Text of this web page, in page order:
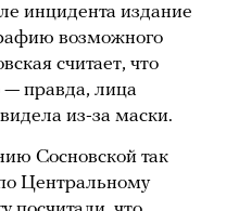
инцидента издание
возможного
считает, что
— правда, лица
из-за маски.
Сосновской так
Центральному